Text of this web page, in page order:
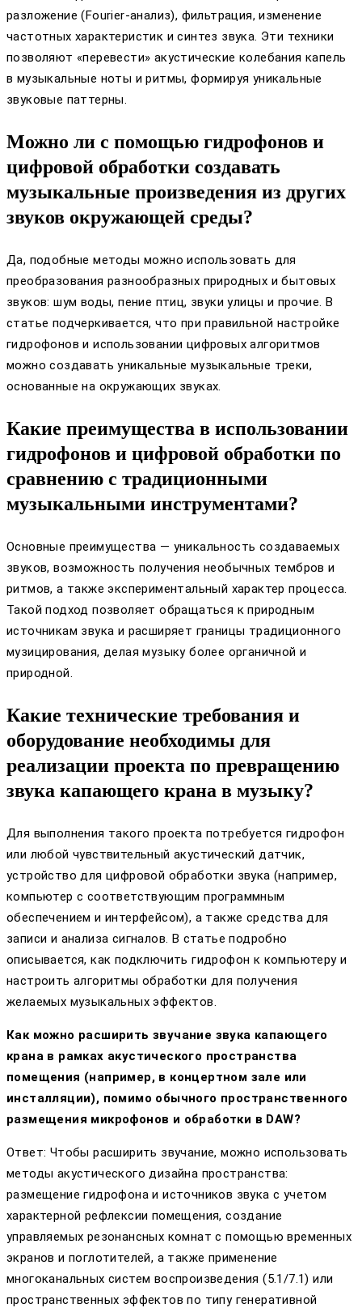
разложение (Fourier-анализ), фильтрация, изменение
частотных характеристик и синтез звука. Эти техники
позволяют «перевести» акустические колебания капель
в музыкальные ноты и ритмы, формируя уникальные
звуковые паттерны.
Можно ли с помощью гидрофонов и
цифровой обработки создавать
музыкальные произведения из других
звуков окружающей среды?
Да, подобные методы можно использовать для
преобразования разнообразных природных и бытовых
звуков: шум воды, пение птиц, звуки улицы и прочие. В
статье подчеркивается, что при правильной настройке
гидрофонов и использовании цифровых алгоритмов
можно создавать уникальные музыкальные треки,
основанные на окружающих звуках.
Какие преимущества в использовании
гидрофонов и цифровой обработки по
сравнению с традиционными
музыкальными инструментами?
Основные преимущества — уникальность создаваемых
звуков, возможность получения необычных тембров и
ритмов, а также экспериментальный характер процесса.
Такой подход позволяет обращаться к природным
источникам звука и расширяет границы традиционного
музицирования, делая музыку более органичной и
природной.
Какие технические требования и
оборудование необходимы для
реализации проекта по превращению
звука капающего крана в музыку?
Для выполнения такого проекта потребуется гидрофон
или любой чувствительный акустический датчик,
устройство для цифровой обработки звука (например,
компьютер с соответствующим программным
обеспечением и интерфейсом), а также средства для
записи и анализа сигналов. В статье подробно
описывается, как подключить гидрофон к компьютеру и
настроить алгоритмы обработки для получения
желаемых музыкальных эффектов.
Как можно расширить звучание звука капающего
крана в рамках акустического пространства
помещения (например, в концертном зале или
инсталляции), помимо обычного пространственного
размещения микрофонов и обработки в DAW?
Ответ: Чтобы расширить звучание, можно использовать
методы акустического дизайна пространства:
размещение гидрофона и источников звука с учетом
характерной рефлексии помещения, создание
управляемых резонансных комнат с помощью временных
экранов и поглотителей, а также применение
многоканальных систем воспроизведения (5.1/7.1) или
пространственных эффектов по типу генеративной